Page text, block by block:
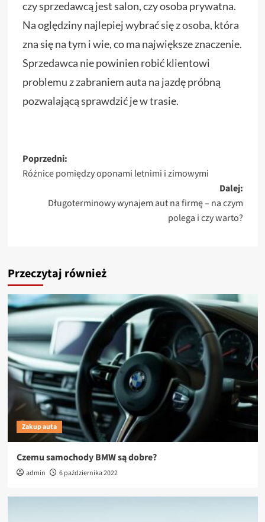
czy sprzedawcą jest salon, czy osoba prywatna.
Na oględziny najlepiej wybrać się z osoba, która
zna się na tym i wie, co ma największe znaczenie.
Sprzedawca nie powinien robić klientowi
problemu z zabraniem auta na jazdę próbną
pozwalającą sprawdzić je w trasie.
Zobacz
wpisy
Poprzedni:
Różnice pomiędzy oponami letnimi i zimowymi
Dalej:
Długoterminowy wynajem aut na firmę – na czym
polega i czy warto?
Przeczytaj również
Zakup auta
Czemu samochody BMW są dobre?
admin 6 października 2022